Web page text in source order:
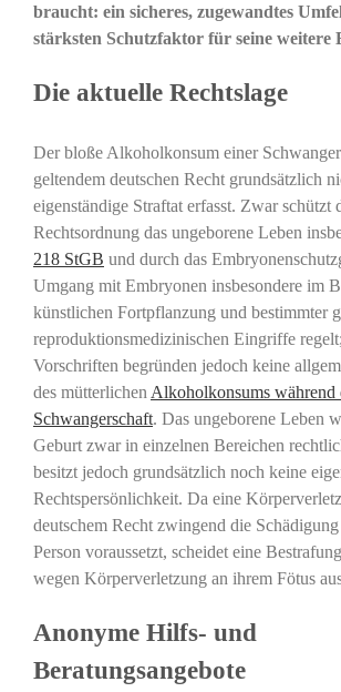
braucht: ein sicheres, zugewandtes
stärksten Schutzfaktor für seine weitere
Die aktuelle Rechtslage
Der bloße Alkoholkonsum einer
geltendem deutschen Recht grundsätzlich
eigenständige Straftat erfasst. Zwar schützt
Rechtsordnung das ungeborene Leben
218 StGB und durch das
Umgang mit Embryonen insbesondere im
künstlichen Fortpflanzung und bestimmter
reproduktionsmedizinischen Eingriffe
Vorschriften begründen jedoch keine
des mütterlichen Alkoholkonsums während
Schwangerschaft. Das ungeborene Leben
Geburt zwar in einzelnen Bereichen
besitzt jedoch grundsätzlich noch keine
Rechtspersönlichkeit. Da eine
deutschem Recht zwingend die
Person voraussetzt, scheidet eine
wegen Körperverletzung an ihrem Fötus
Anonyme Hilfs- und
Beratungsangebote